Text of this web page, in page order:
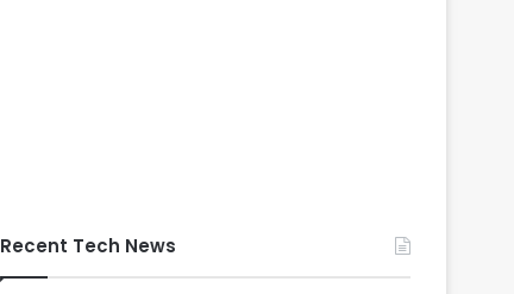
Recent Tech News